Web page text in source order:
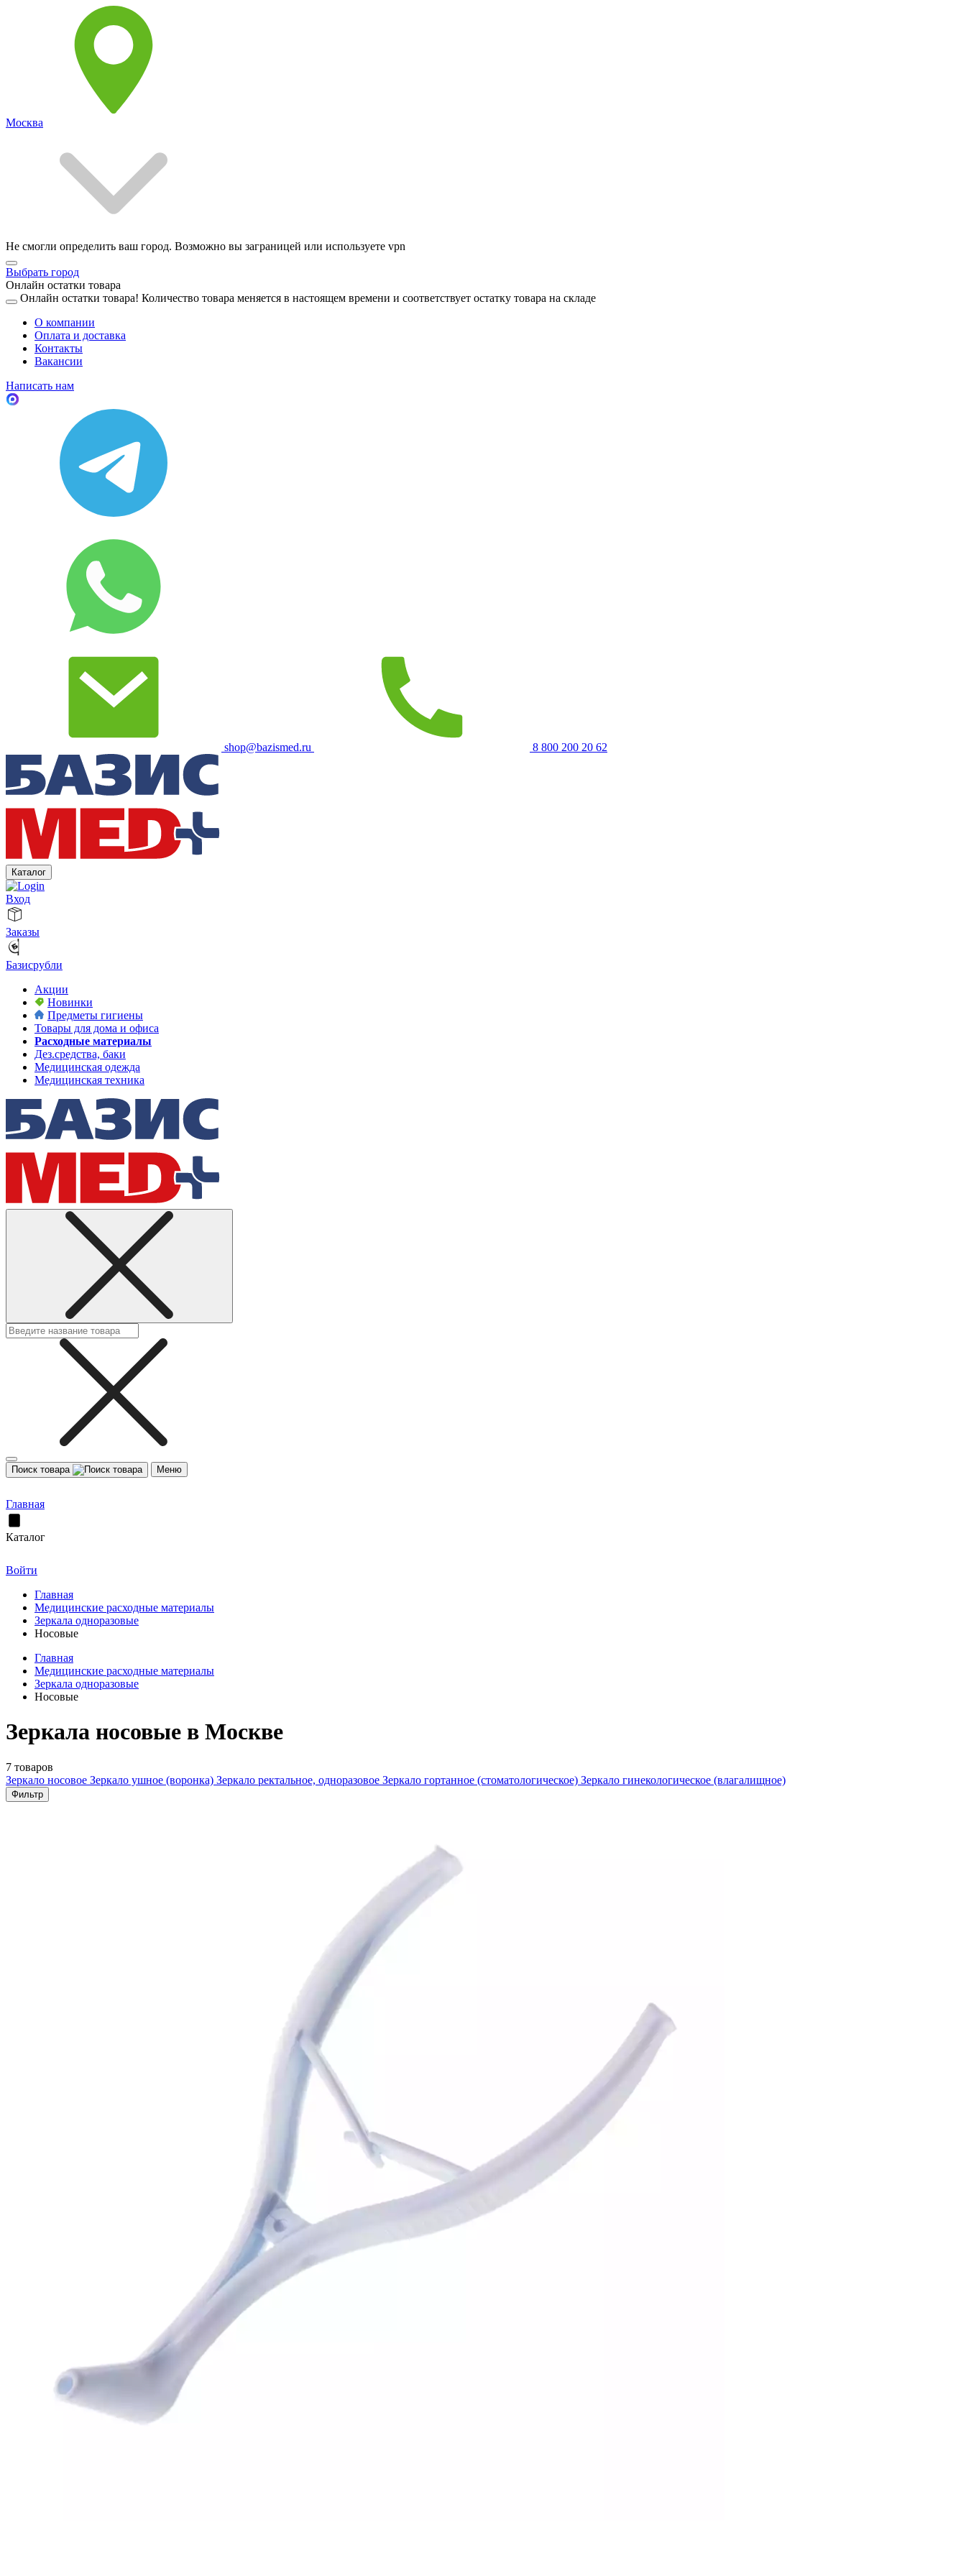
Москва
Не смогли определить ваш город. Возможно вы заграницей или используете vpn
Выбрать город
Онлайн остатки товара
Онлайн остатки товара! Количество товара меняется в настоящем времени и соответствует остатку товара на складе
О компании
Оплата и доставка
Контакты
Вакансии
Написать нам
shop@bazismed.ru 8 800 200 20 62
Каталог
Вход
Заказы
Базисрубли
Акции
Новинки
Предметы гигиены
Товары для дома и офиса
Расходные материалы
Дез.средства, баки
Медицинская одежда
Медицинская техника
Поиск товара Меню
Главная
Каталог
Войти
Главная
Медицинские расходные материалы
Зеркала одноразовые
Носовые
Главная
Медицинские расходные материалы
Зеркала одноразовые
Носовые
Зеркала носовые в Москве
7 товаров
Зеркало носовое Зеркало ушное (воронка) Зеркало ректальное, одноразовое Зеркало гортанное (стоматологическое) Зеркало гинекологическое (влагалищное)
Фильтр